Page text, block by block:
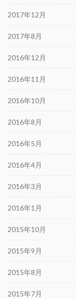
2017年12月
2017年8月
2016年12月
2016年11月
2016年10月
2016年8月
2016年5月
2016年4月
2016年3月
2016年1月
2015年10月
2015年9月
2015年8月
2015年7月